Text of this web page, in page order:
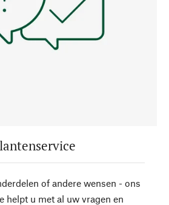
of andere wensen - ons
helpt u met al uw vragen en